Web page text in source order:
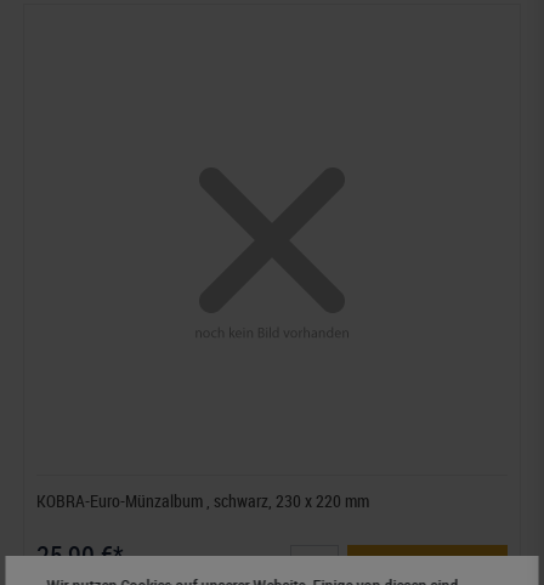
KOBRA-Euro-Münzalbum , schwarz, 230 x 220 mm
25,90 €*